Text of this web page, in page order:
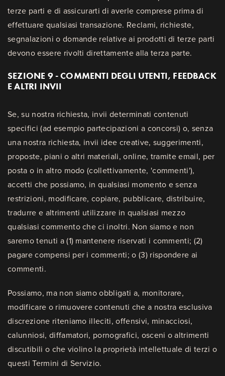
terze parti e di assicurarti di averle comprese prima di
effettuare qualsiasi transazione. Reclami, richieste,
segnalazioni o domande relative ai prodotti di terze parti
devono essere rivolti direttamente alla terza parte.
SEZIONE 9 - COMMENTI DEGLI UTENTI, FEEDBACK
E ALTRI INVII
Se, su nostra richiesta, invii determinati contenuti
specifici (ad esempio partecipazioni a concorsi) o, senza
una nostra richiesta, invii idee creative, suggerimenti,
proposte, piani o altri materiali, online, tramite email, per
posta o in altro modo (collettivamente, 'commenti'),
accetti che possiamo, in qualsiasi momento e senza
restrizioni, modificare, copiare, pubblicare, distribuire,
tradurre e altrimenti utilizzare in qualsiasi mezzo
qualsiasi commento che ci inoltri. Non siamo e non
saremo tenuti a (1) mantenere riservati i commenti; (2)
pagare compensi per i commenti; o (3) rispondere ai
commenti.
Possiamo, ma non siamo obbligati a, monitorare,
modificare o rimuovere contenuti che a nostra esclusiva
discrezione riteniamo illeciti, offensivi, minacciosi,
calunniosi, diffamatori, pornografici, osceni o altrimenti
discutibili o che violino la proprietà intellettuale di terzi o
questi Termini di Servizio.